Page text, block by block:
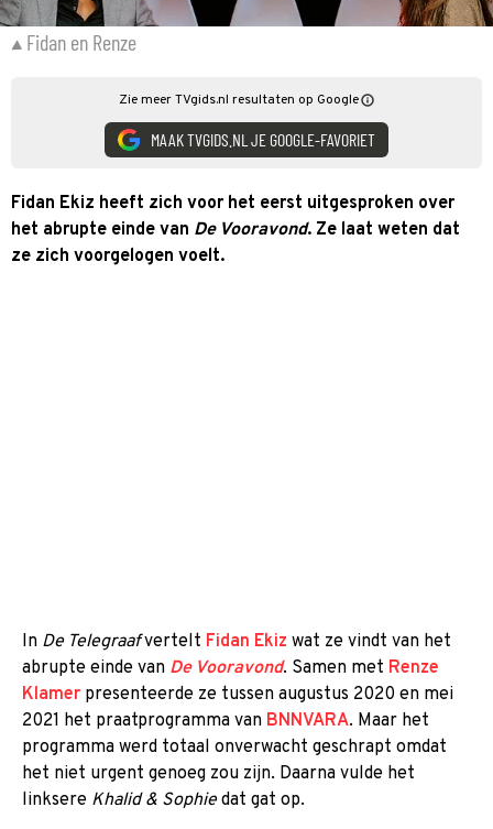
Fidan en Renze
Zie meer TVgids.nl resultaten op Google
MAAK TVGIDS.NL JE GOOGLE-FAVORIET
Fidan Ekiz heeft zich voor het eerst uitgesproken over
het abrupte einde van De Vooravond. Ze laat weten dat
ze zich voorgelogen voelt.
In De Telegraafvertelt Fidan Ekiz wat ze vindt van het
abrupte einde van De Vooravond. Samen met Renze
Klamer presenteerde ze tussen augustus 2020 en mei
2021 het praatprogramma van BNNVARA. Maar het
programma werd totaal onverwacht geschrapt omdat
het niet urgent genoeg zou zijn. Daarna vulde het
linksere Khalid & Sophiedat gat op.